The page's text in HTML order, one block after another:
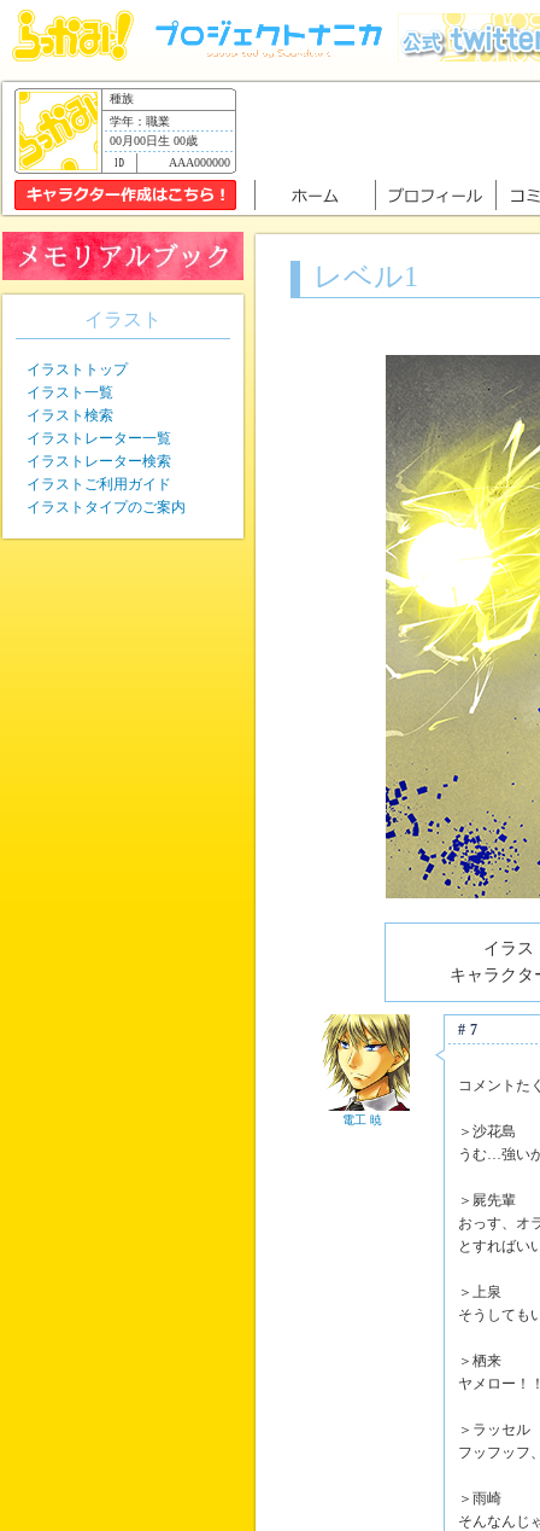
種族
学年：職業
00月00日生 00歳
AAA000000
レベル1
イラス
キャラクタ
電工 暁
#7
コメントた
＞沙花島
うむ…強い
＞屍先輩
おっす、オ
とすればい
＞上泉
そうしても
＞栖来
ヤメロー！
＞ラッセル
フッフッフ
＞雨崎
そんなんじ
イラスト
イラストトップ
イラスト一覧
イラスト検索
イラストレーター一覧
イラストレーター検索
イラストご利用ガイド
イラストタイプのご案内